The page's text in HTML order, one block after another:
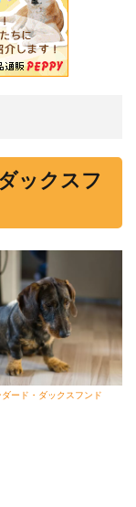
ックスフ
ダード・ダックスフンド